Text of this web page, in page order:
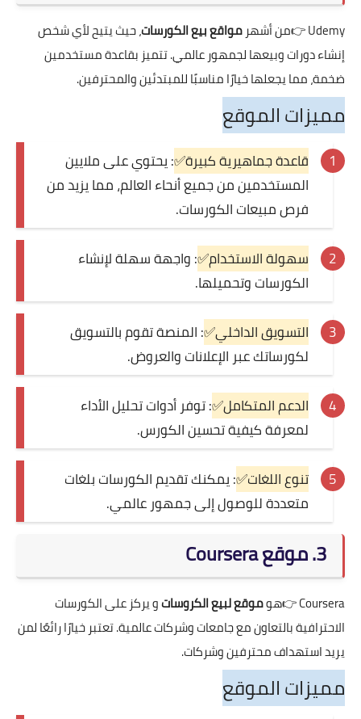
Udemy👉من أشهر مواقع بيع الكورسات، حيث يتيح لأي شخص
إنشاء دورات وبيعها لجمهور عالمي. تتميز بقاعدة مستخدمين
ضخمة، مما يجعلها خيارًا مناسبًا للمبتدئين والمحترفين.
مميزات الموقع
قاعدة جماهيرية كبيرة✅: يحتوي على ملايين
المستخدمين من جميع أنحاء العالم، مما يزيد من
فرص مبيعات الكورسات.
سهولة الاستخدام✅: واجهة سهلة لإنشاء
الكورسات وتحميلها.
التسويق الداخلي✅: المنصة تقوم بالتسويق
لكورساتك عبر الإعلانات والعروض.
الدعم المتكامل✅: توفر أدوات تحليل الأداء
لمعرفة كيفية تحسين الكورس.
تنوع اللغات✅: يمكنك تقديم الكورسات بلغات
متعددة للوصول إلى جمهور عالمي.
3. موقع Coursera
Coursera👉هوموقع لبيع الكروساتو يركز على الكورسات
الاحترافية بالتعاون مع جامعات وشركات عالمية. تعتبر خيارًا رائعًا لمن
يريد استهداف محترفين وشركات.
مميزات الموقع